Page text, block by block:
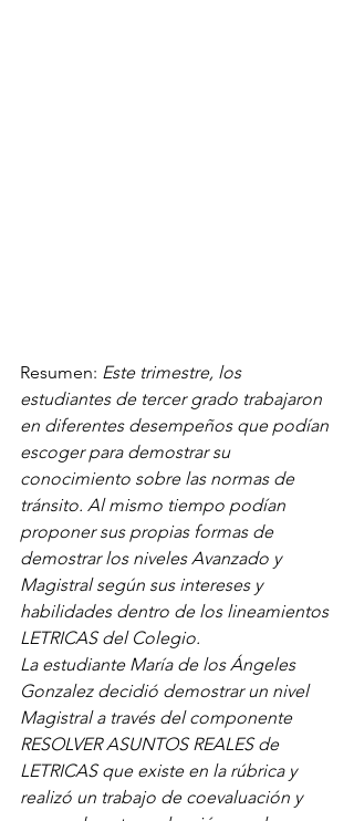
Resumen: Este trimestre, los
estudiantes de tercer grado trabajaron
en diferentes desempeños que podían
escoger para demostrar su
conocimiento sobre las normas de
tránsito. Al mismo tiempo podían
proponer sus propias formas de
demostrar los niveles Avanzado y
Magistral según sus intereses y
habilidades dentro de los lineamientos
LETRICAS del Colegio.
La estudiante María de los Ángeles
Gonzalez decidió demostrar un nivel
Magistral a través del componente
RESOLVER ASUNTOS REALES de
LETRICAS que existe en la rúbrica y
realizó un trabajo de coevaluación y